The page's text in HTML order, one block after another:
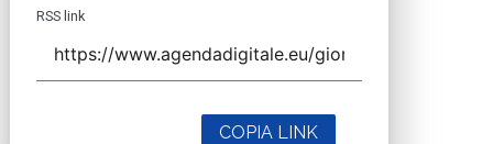
RSS link
COPIA LINK